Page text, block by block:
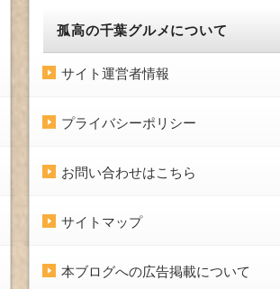
孤高の千葉グルメについて
サイト運営者情報
プライバシーポリシー
お問い合わせはこちら
サイトマップ
本ブログへの広告掲載について